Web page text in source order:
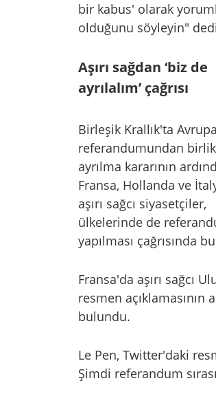
bir kabus' olarak
olduğunu söyleyin" dedi
Aşırı sağdan ‘biz de
ayrılalım’ çağrısı
Birleşik Krallık'ta
referandumundan
ayrılma kararının
Fransa, Hollanda ve
aşırı sağcı siyasetçiler,
ülkelerinde de
yapılması çağrısında
Fransa'da aşırı sağcı
resmen açıklamasının
bulundu.
Le Pen, Twitter'daki
Şimdi referandum